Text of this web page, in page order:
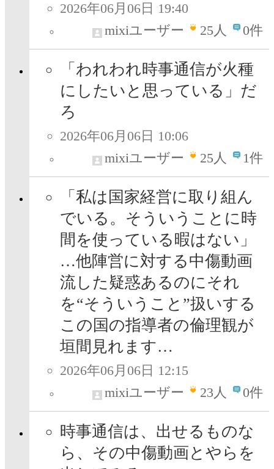
2026年06月06日 19:40
mixiユーザー
25人 0件
「われわれ時事通信が火種
にしたいと思っている」だ
ろ
2026年06月06日 10:06
mixiユーザー
25人 1件
「私は国家経営に取り組ん
でいる。そういうことに時
間を使っている暇はない」
…他陣営に対する中傷動画
流した疑惑あるのにそれ
を“そういうこと”扱いする
この国の指導者の倫理観が
垣間見れます…
2026年06月06日 12:15
mixiユーザー
23人 0件
時事通信は、出せるものな
ら、その中傷動画とやらを